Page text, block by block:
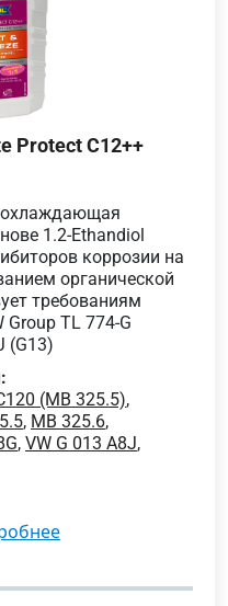
Protect C12++
охлаждающая
1.2-Ethandiol
коррозии на
органической
требованиям
Group TL 774-G
(G13)
(MB 325.5),
, MB 325.6,
, VW G 013 A8J,